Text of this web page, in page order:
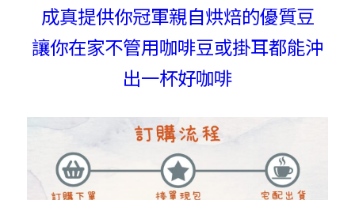
成真提供你冠軍親自烘焙的優質豆
讓你在家不管用咖啡豆或掛耳都能沖
出一杯好咖啡